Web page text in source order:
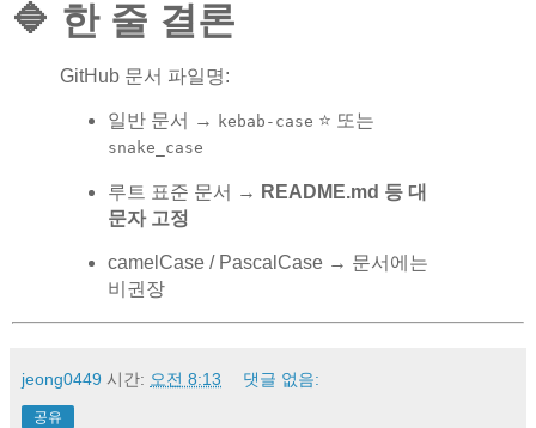
🔷 한 줄 결론
GitHub 문서 파일명:
일반 문서 → kebab-case ⭐ 또는
snake_case
루트 표준 문서 → README.md 등 대
문자 고정
camelCase / PascalCase → 문서에는
비권장
jeong0449 시간: 오전 8:13 댓글 없음:
공유